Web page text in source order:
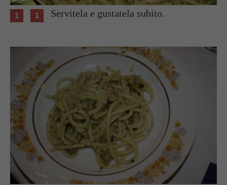
Servitela e gustatela subito.